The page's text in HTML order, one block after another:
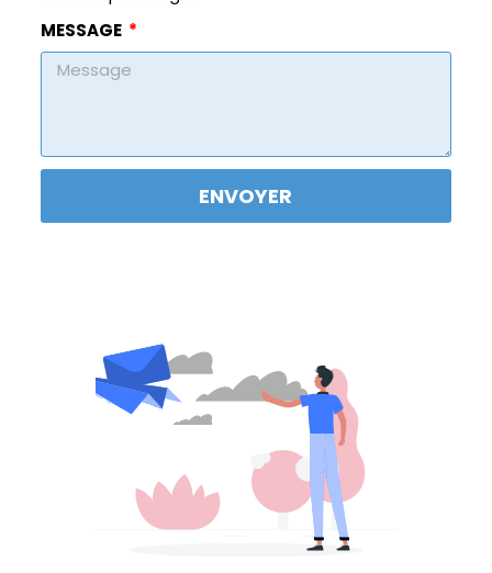
MESSAGE
ENVOYER